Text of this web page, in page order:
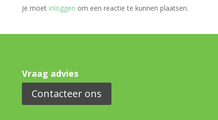
Je moet inloggen om een reactie te kunnen plaatsen.
Vraag advies
Contacteer ons